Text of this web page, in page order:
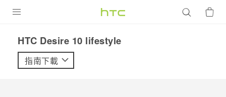
VIVE
HTC Desire 10 lifestyle‎
指南下載